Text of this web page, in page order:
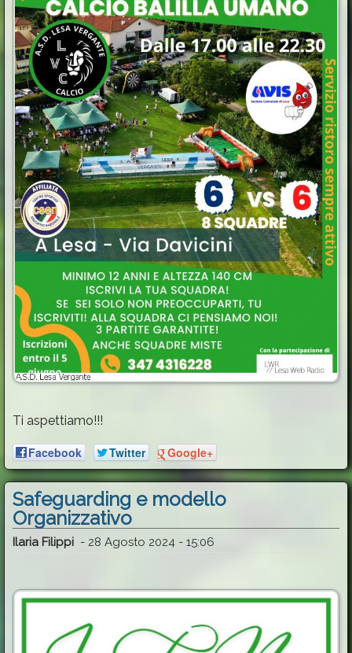
Ti aspettiamo!!!
Facebook Twitter Google+
Safeguarding e modello
Organizzativo
Ilaria Filippi - 28 Agosto 2024 - 15:06